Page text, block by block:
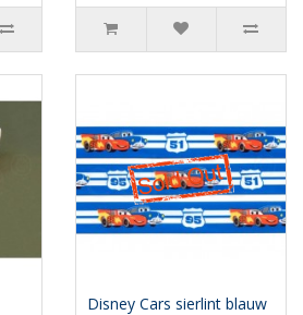
Disney Cars sierlint blauw